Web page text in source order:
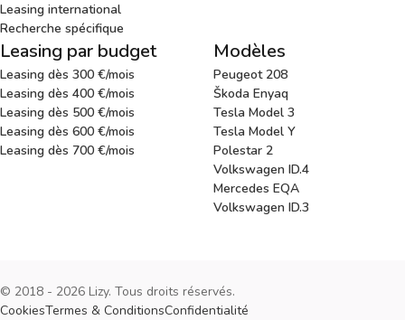
Leasing international
Recherche spécifique
Leasing par budget
Leasing dès 300 €/mois
Leasing dès 400 €/mois
Leasing dès 500 €/mois
Leasing dès 600 €/mois
Leasing dès 700 €/mois
Modèles
Peugeot 208
Škoda Enyaq
Tesla Model 3
Tesla Model Y
Polestar 2
Volkswagen ID.4
Mercedes EQA
Volkswagen ID.3
© 2018 - 2026 Lizy. Tous droits réservés.
CookiesTermes & ConditionsConfidentialité